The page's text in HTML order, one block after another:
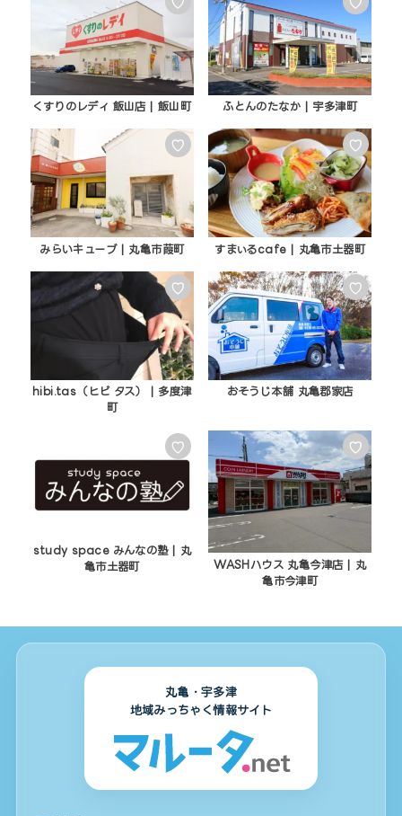
くすりのレディ 飯山店 | 飯山町 ふとんのたなか | 宇多津町
♡
みらいキューブ | 丸亀市葭町
♡
すまぃるcafe | 丸亀市土器町
♡
hibi.tas（ヒビ タス） | 多度津
町
♡
おそうじ本舗 丸亀郡家店
♡
study space みんなの塾 | 丸
亀市土器町
♡
WASHハウス 丸亀今津店 | 丸
亀市今津町
丸亀・宇多津
地域みっちゃく情報サイト